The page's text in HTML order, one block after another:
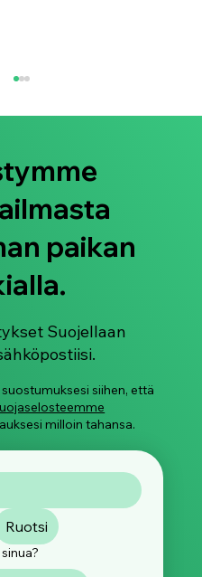
Sillä ON
paikan
Suojellaan
siihen, että
milloin tahansa.
Ruotsi